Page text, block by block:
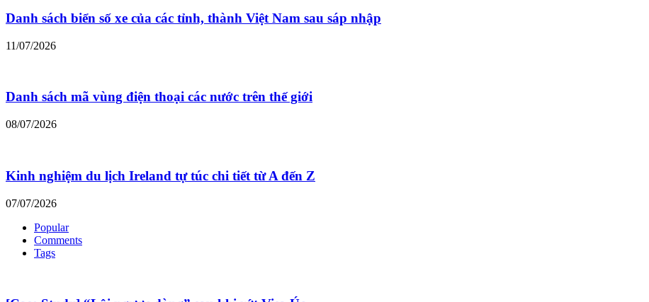
Danh sách biển số xe của các tỉnh, thành Việt Nam sau sáp nhập
11/07/2026
Danh sách mã vùng điện thoại các nước trên thế giới
08/07/2026
Kinh nghiệm du lịch Ireland tự túc chi tiết từ A đến Z
07/07/2026
Popular
Comments
Tags